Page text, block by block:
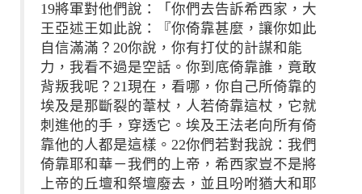
19將軍對他們說：「你們去告訴希西家，大
王亞述王如此說：『你倚靠甚麼，讓你如此
自信滿滿？20你說，你有打仗的計謀和能
力，我看不過是空話。你到底倚靠誰，竟敢
背叛我呢？21現在，看哪，你自己所倚靠的
埃及是那斷裂的葦杖，人若倚靠這杖，它就
刺進他的手，穿透它。埃及王法老向所有倚
靠他的人都是這樣。22你們若對我說：我們
倚靠耶和華－我們的上帝，希西家豈不是將
上帝的丘壇和祭壇廢去，並且吩咐猶大和耶